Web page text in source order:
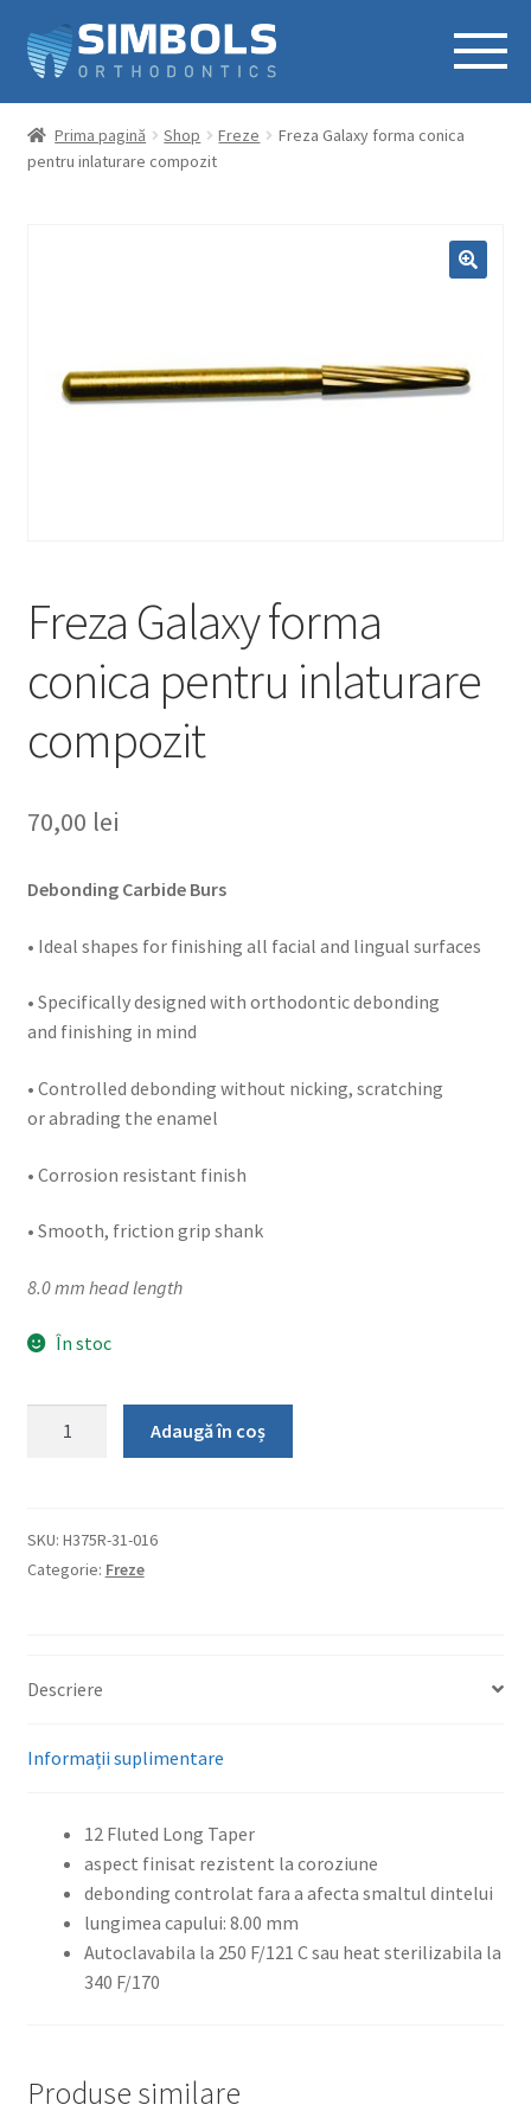
Prima pagină Shop Freze
Freza Galaxy forma conica
pentru inlaturare compozit
Freza Galaxy forma
conica pentru inlaturare
compozit
70,00 lei
Debonding Carbide Burs
• Ideal shapes for finishing all facial and lingual surfaces
• Specifically designed with orthodontic debonding
and finishing in mind
• Controlled debonding without nicking, scratching
or abrading the enamel
• Corrosion resistant finish
• Smooth, friction grip shank
8.0 mm head length
În stoc
conica
pentru
Adaugă în coș
SKU: H375R-31-016
Categorie: Freze
Descriere
Informații suplimentare
12 Fluted Long Taper
aspect finisat rezistent la coroziune
debonding controlat fara a afecta smaltul dintelui
lungimea capului: 8.00 mm
Autoclavabila la 250 F/121 C sau heat sterilizabila la
340 F/170
Produse similare